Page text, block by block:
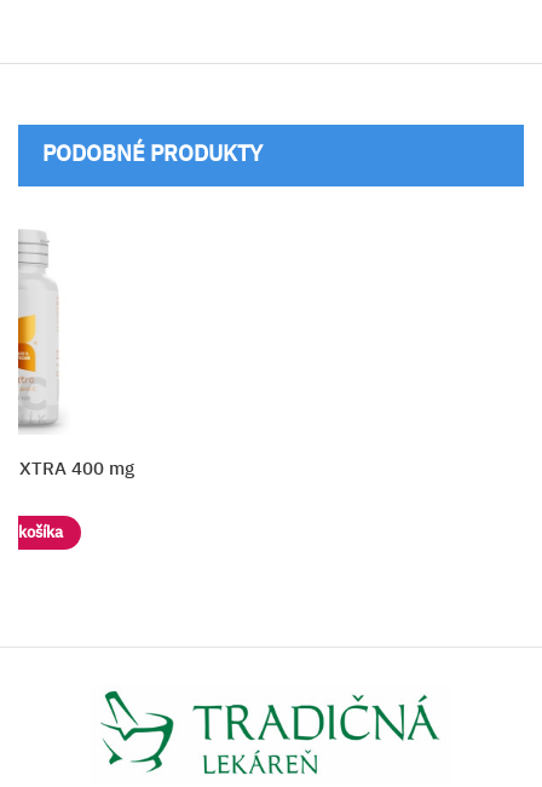
PODOBNÉ PRODUKTY
kompava VEGAN PROTEIN